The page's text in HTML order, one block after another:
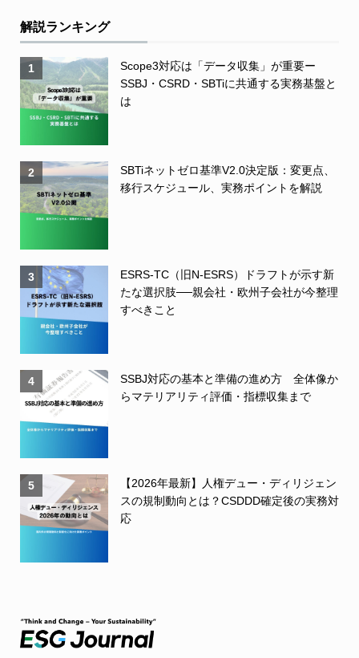
解説ランキング
1
Scope3対応は「データ収集」が重要ー
SSBJ・CSRD・SBTiに共通する実務基盤と
は
2
SBTiネットゼロ基準V2.0決定版：変更点、
移行スケジュール、実務ポイントを解説
3
ESRS-TC（旧N-ESRS）ドラフトが示す新
たな選択肢──親会社・欧州子会社が今整理
すべきこと
4
SSBJ対応の基本と準備の進め方 全体像か
らマテリアリティ評価・指標収集まで
5
【2026年最新】人権デュー・ディリジェン
スの規制動向とは？CSDDD確定後の実務対
応